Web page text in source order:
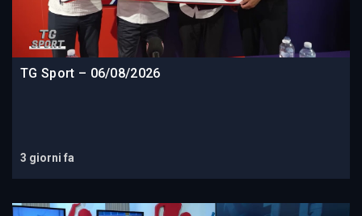
TG Sport – 06/08/2026
3 giorni fa